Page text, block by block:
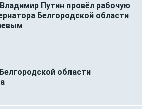
Путин провёл рабочую
Белгородской области
области